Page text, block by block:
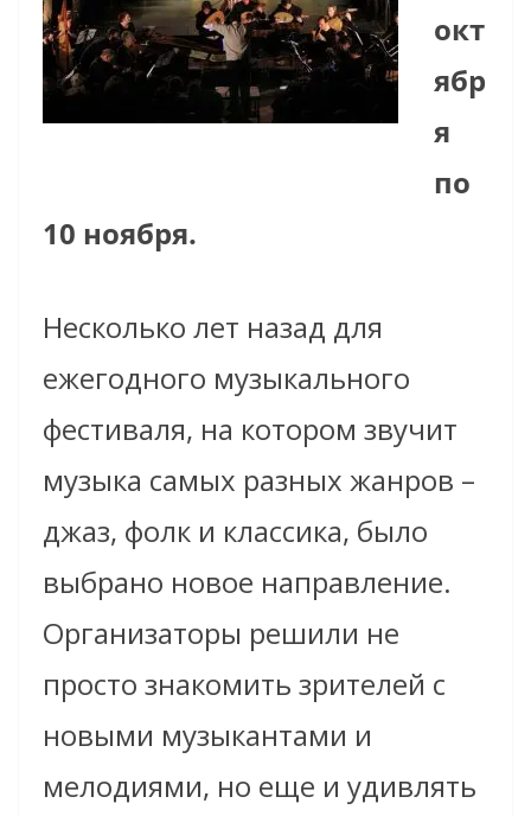
окт
ябр
я
по
10 ноября.
Несколько лет назад для
ежегодного музыкального
фестиваля, на котором звучит
музыка самых разных жанров –
джаз, фолк и классика, было
выбрано новое направление.
Организаторы решили не
просто знакомить зрителей с
новыми музыкантами и
мелодиями, но еще и удивлять